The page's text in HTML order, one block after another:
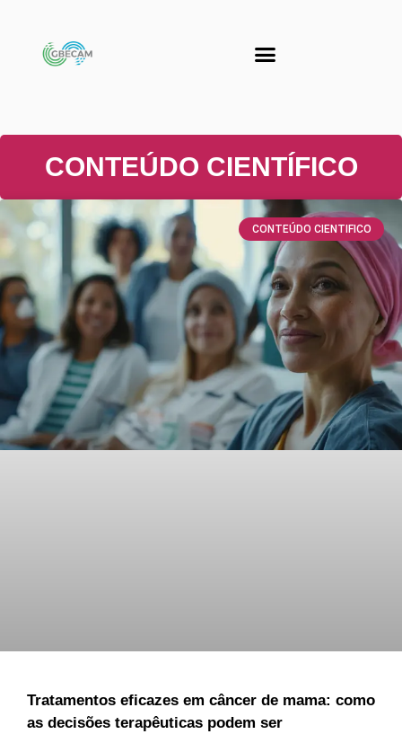
CONTEÚDO CIENTÍFICO
CONTEÚDO CIENTIFICO
Tratamentos eficazes em câncer de mama: como
as decisões terapêuticas podem ser